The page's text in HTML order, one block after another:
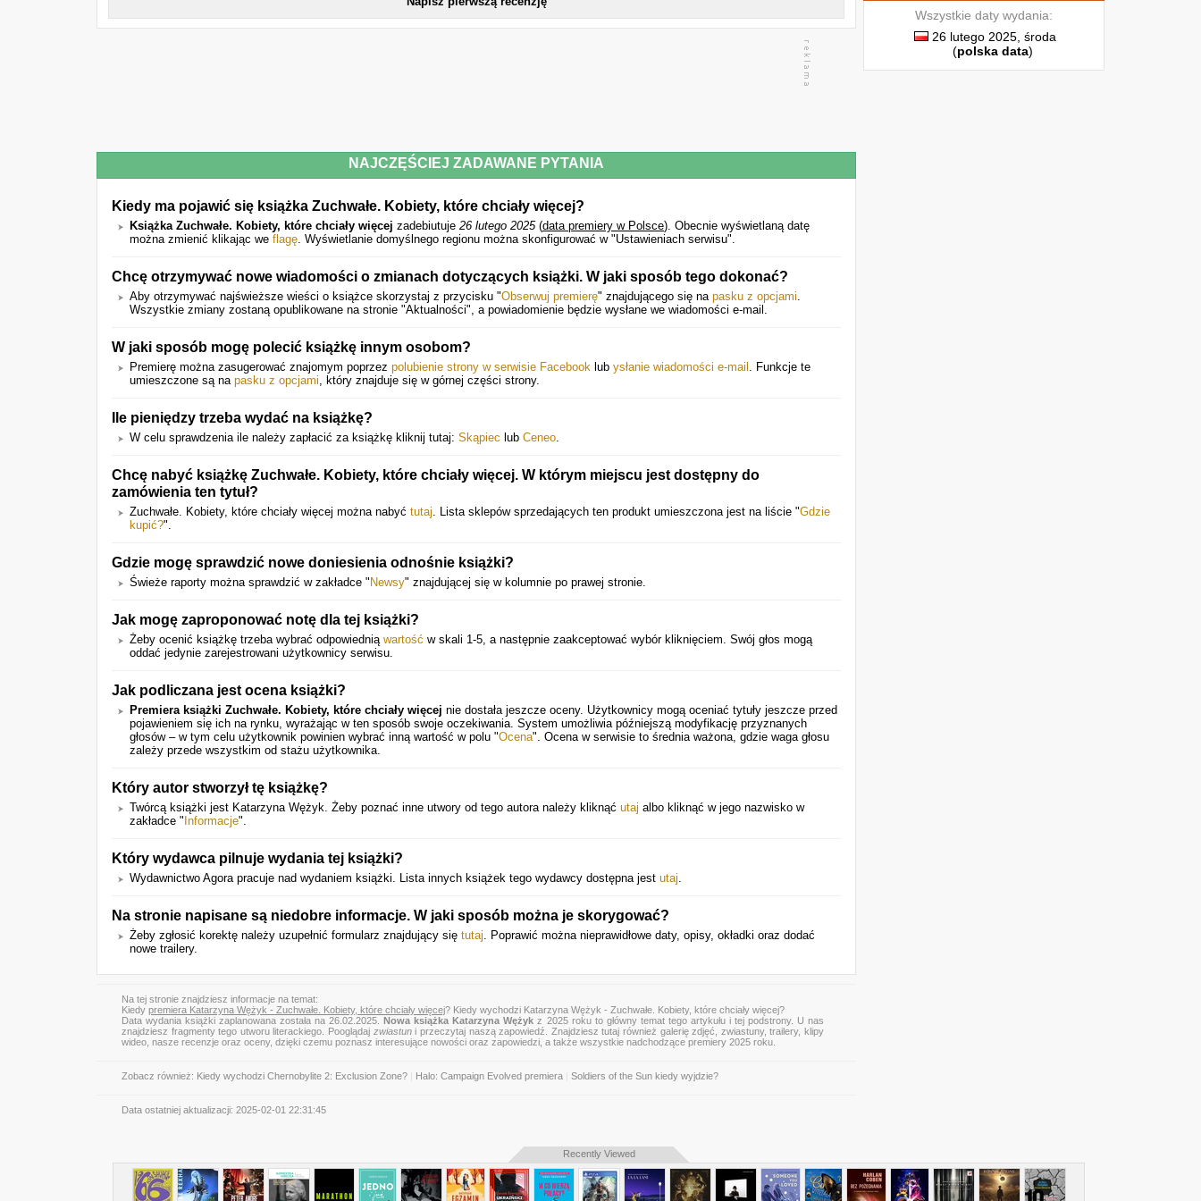
Magdalena Grzebałkowska
NAJCZĘŚCIEJ ZADAWANE PYTANIA
Kiedy ma pojawić się książka Zuchwałe. Kobiety, które chciały więcej?
Książka Zuchwałe. Kobiety, które chciały więcej zadebiutuje 26 lutego 2025(data premiery w Polsce). Obecnie wyświetlaną datę
można zmienić klikając we flagę. Wyświetlanie domyślnego regionu można skonfigurować w "Ustawieniach serwisu".
Chcę otrzymywać nowe wiadomości o zmianach dotyczących książki. W jaki sposób tego dokonać?
Aby otrzymywać najświeższe wieści o książce skorzystaj z przycisku "Obserwuj premierę" znajdującego się na pasku z opcjami.
Wszystkie zmiany zostaną opublikowane na stronie "Aktualności", a powiadomienie będzie wysłane we wiadomości e-mail.
W jaki sposób mogę polecić książkę innym osobom?
Premierę można zasugerować znajomym poprzez polubienie strony w serwisie Facebook lub ysłanie wiadomości e-mail . Funkcje te
umieszczone są na pasku z opcjami, który znajduje się w górnej części strony.
Ile pieniędzy trzeba wydać na książkę?
W celu sprawdzenia ile należy zapłacić za książkę kliknij tutaj: Skąpiec lub Ceneo.
Chcę nabyć książkę Zuchwałe. Kobiety, które chciały więcej. W którym miejscu jest dostępny do
zamówienia ten tytuł?
Zuchwałe. Kobiety, które chciały więcej można nabyć tutaj. Lista sklepów sprzedających ten produkt umieszczona jest na liście "Gdzie
kupić?".
Gdzie mogę sprawdzić nowe doniesienia odnośnie książki?
Świeże raporty można sprawdzić w zakładce " Newsy" znajdującej się w kolumnie po prawej stronie.
Jak mogę zaproponować notę dla tej książki?
Żeby ocenić książkę trzeba wybrać odpowiednią wartość w skali 1-5, a następnie zaakceptować wybór kliknięciem. Swój głos mogą
oddać jedynie zarejestrowani użytkownicy serwisu.
Jak podliczana jest ocena książki?
Premiera książki Zuchwałe. Kobiety, które chciały więcej nie dostała jeszcze oceny. Użytkownicy mogą oceniać tytuły jeszcze przed
pojawieniem się ich na rynku, wyrażając w ten sposób swoje oczekiwania. System umożliwia późniejszą modyfikację przyznanych
głosów – w tym celu użytkownik powinien wybrać inną wartość w polu "Ocena". Ocena w serwisie to średnia ważona, gdzie waga głosu
zależy przede wszystkim od stażu użytkownika.
Który autor stworzył tę książkę?
Twórcą książki jest Katarzyna Wężyk. Żeby poznać inne utwory od tego autora należy kliknąć utaj albo kliknąć w jego nazwisko w
zakładce " Informacje".
Który wydawca pilnuje wydania tej książki?
Wydawnictwo Agora pracuje nad wydaniem książki. Lista innych książek tego wydawcy dostępna jest utaj.
Na stronie napisane są niedobre informacje. W jaki sposób można je skorygować?
Żeby zgłosić korektę należy uzupełnić formularz znajdujący się tutaj. Poprawić można nieprawidłowe daty, opisy, okładki oraz dodać
nowe trailery.
Na tej stronie znajdziesz informacje na temat:
Kiedy premiera Katarzyna Wężyk - Zuchwałe. Kobiety, które chciały więcej? Kiedy wychodzi Katarzyna Wężyk - Zuchwałe. Kobiety, które chciały więcej?
Data wydania książki zaplanowana została na 26.02.2025.Nowa książka Katarzyna Wężyk z 2025 roku to główny temat tego artykułu i tej podstrony. U nas
znajdziesz fragmenty tego utworu literackiego. Pooglądaj zwiastuni przeczytaj naszą zapowiedź. Znajdziesz tutaj również galerię zdjęć, zwiastuny, trailery, klipy
wideo, nasze recenzje oraz oceny, dzięki czemu poznasz interesujące nowości oraz zapowiedzi, a także wszystkie nadchodzące premiery 2025 roku.
Zobacz również: Kiedy wychodzi Chernobylite 2: Exclusion Zone? Halo: Campaign Evolved premiera Soldiers of the Sun kiedy wyjdzie?
Data ostatniej aktualizacji: 2025-02-01 22:31:45
Wszystkie daty wydania:
26 lutego 2025, środa
(polska data)
Recently Viewed